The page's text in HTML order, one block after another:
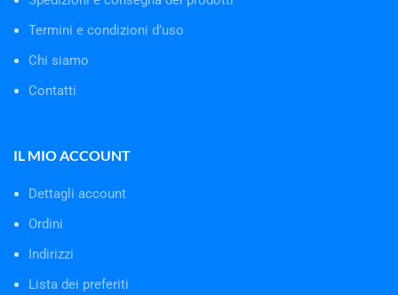
Termini e condizioni d’uso
Chi siamo
Contatti
IL MIO ACCOUNT
Dettagli account
Ordini
Indirizzi
Lista dei preferiti